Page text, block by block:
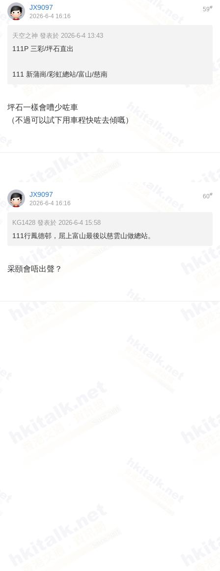
59#
JX9097
2026-6-4 16:16
天空之神 發表於 2026-6-4 13:43
111P 三彩/坪石直出
111 新蒲崗/彩虹總站/富山/慈南
坪石一樣會嘈少咗車
（不過可以試下用車程快咗去傾嘅）
60#
JX9097
2026-6-4 16:16
KG1428 發表於 2026-6-4 15:58
111行鳳德邨，屈上富山最後以慈雲山做總站。
采頤會唔出聲？